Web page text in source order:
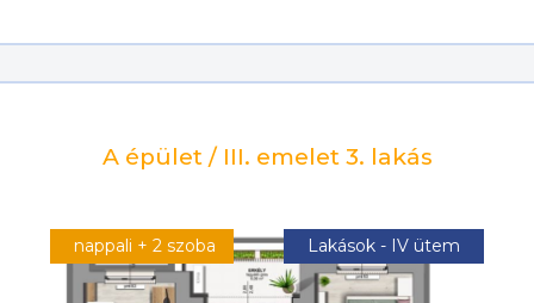
A épület / III. emelet 3. lakás
nappali + 2 szoba Lakások - IV ütem